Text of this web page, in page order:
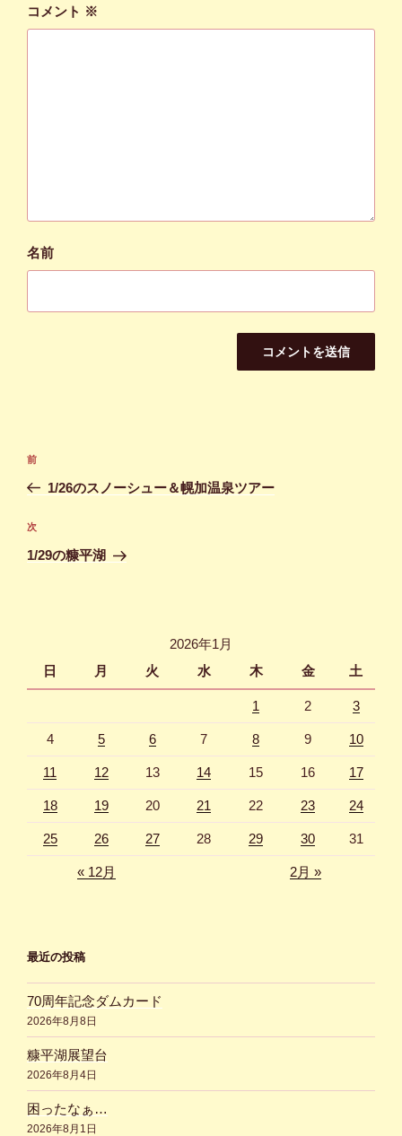
コメント ※
名前
投
ナ
ビ
ゲ
前
の
稿
前
1/26のスノーシュー＆幌加温泉ツアー
次
の
次
1/29の糠平湖
2026年1月
日
月 火 水 木 金 土
1 2 3
4 5 6 7 8 9 10
11 12 13 14 15 16 17
18 19 20 21 22 23 24
25 26 27 28 29 30 31
« 12月 2月 »
最近の投稿
70周年記念ダムカード
2026年8月8日
糠平湖展望台
2026年8月4日
困ったなぁ…
2026年8月1日